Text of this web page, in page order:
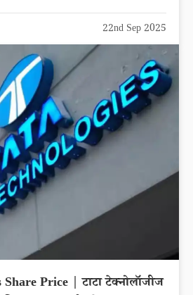
22nd Sep 2025
Price | टाटा टेक्नोलॉजीज